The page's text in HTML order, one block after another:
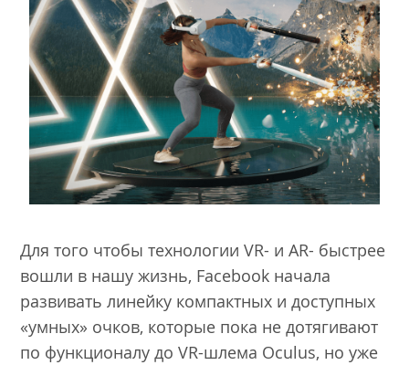
Для того чтобы технологии VR- и AR- быстрее
вошли в нашу жизнь, Facebook начала
развивать линейку компактных и доступных
«умных» очков, которые пока не дотягивают
по функционалу до VR-шлема Oculus, но уже